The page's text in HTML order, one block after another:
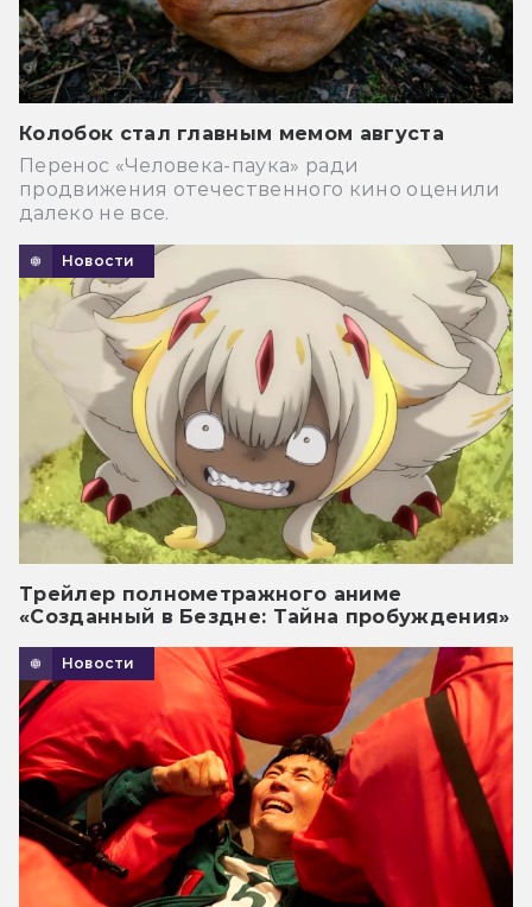
Колобок стал главным мемом августа
Перенос «Человека-паука» ради
продвижения отечественного кино оценили
далеко не все.
Новости
Трейлер полнометражного аниме
«Созданный в Бездне: Тайна пробуждения»
Новости